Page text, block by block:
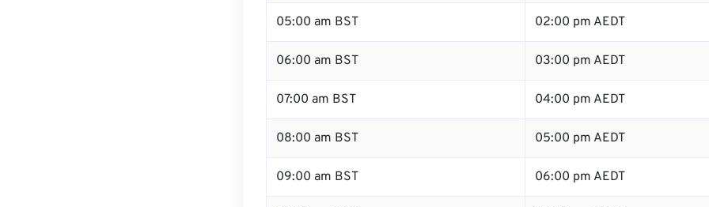
05:00 am BST 02:00 pm AEDT
06:00 am BST 03:00 pm AEDT
07:00 am BST 04:00 pm AEDT
08:00 am BST 05:00 pm AEDT
09:00 am BST 06:00 pm AEDT